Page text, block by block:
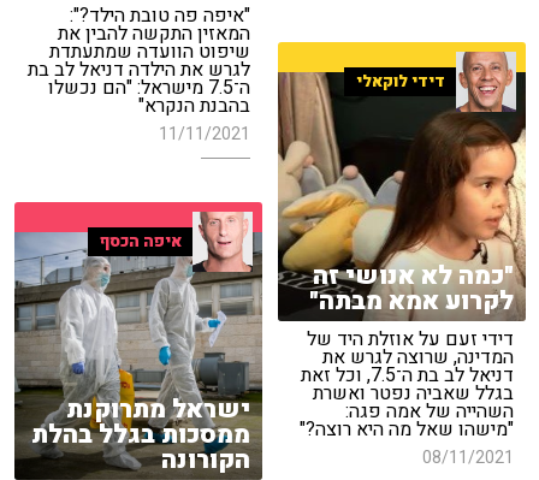
"איפה פה טובת הילד?":
המאזין התקשה להבין את
שיפוט הוועדה שמתעתדת
לגרש את הילדה דניאל לב בת
ה־7.5 מישראל: "הם נכשלו
בהבנת הנקרא"
11/11/2021
דידי לוקאלי
"כמה לא אנושי זה
לקרוע אמא מבתה"
דידי זעם על אוזלת היד של
המדינה, שרוצה לגרש את
דניאל לב בת ה־7.5, וכל זאת
בגלל שאביה נפטר ואשרת
השהייה של אמה פגה:
"מישהו שאל מה היא רוצה?"
08/11/2021
איפה הכסף
ישראל מתרוקנת
ממסכות בגלל בהלת
הקורונה